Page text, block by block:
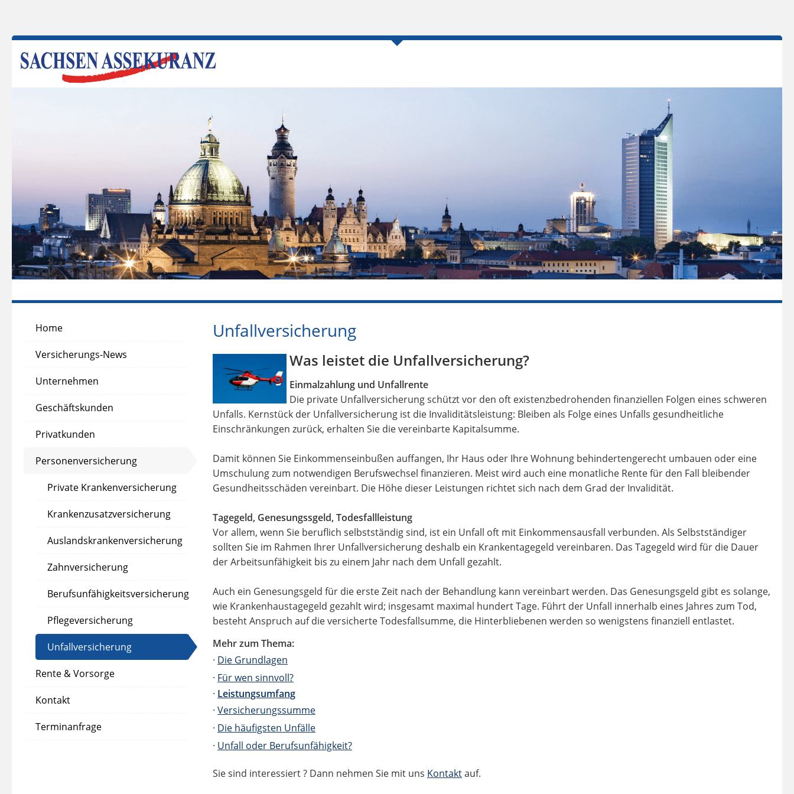
Home
Versicherungs-News
Unternehmen
Geschäftskunden
Privatkunden
Personenversicherung
Private Krankenversicherung
Krankenzusatzversicherung
Auslandskrankenversicherung
Zahnversicherung
Berufsunfähigkeitsversicherung
Pflegeversicherung
Unfallversicherung
Rente & Vorsorge
Kontakt
Terminanfrage
Unfallversicherung
Was leistet die Unfallversicherung?
Einmalzahlung und Unfallrente
Die private Unfallversicherung schützt vor den oft existenzbedrohenden finanziellen Folgen eines schweren
Unfalls. Kernstück der Unfallversicherung ist die Invaliditätsleistung: Bleiben als Folge eines Unfalls gesundheitliche
Einschränkungen zurück, erhalten Sie die vereinbarte Kapitalsumme.
Damit können Sie Einkommenseinbußen auffangen, Ihr Haus oder Ihre Wohnung behindertengerecht umbauen oder eine
Umschulung zum notwendigen Berufswechsel finanzieren. Meist wird auch eine monatliche Rente für den Fall bleibender
Gesundheitsschäden vereinbart. Die Höhe dieser Leistungen richtet sich nach dem Grad der Invalidität.
Tagegeld, Genesungssgeld, Todesfallleistung
Vor allem, wenn Sie beruflich selbstständig sind, ist ein Unfall oft mit Einkommensausfall verbunden. Als Selbstständiger
sollten Sie im Rahmen Ihrer Unfallversicherung deshalb ein Krankentagegeld vereinbaren. Das Tagegeld wird für die Dauer
der Arbeitsunfähigkeit bis zu einem Jahr nach dem Unfall gezahlt.
Auch ein Genesungsgeld für die erste Zeit nach der Behandlung kann vereinbart werden. Das Genesungsgeld gibt es solange,
wie Krankenhaustagegeld gezahlt wird; insgesamt maximal hundert Tage. Führt der Unfall innerhalb eines Jahres zum Tod,
besteht Anspruch auf die versicherte Todesfallsumme, die Hinterbliebenen werden so wenigstens finanziell entlastet.
Mehr zum Thema:
· Die Grundlagen
· Für wen sinnvoll?
· Leistungsumfang
· Versicherungssumme
· Die häufigsten Unfälle
· Unfall oder Berufsunfähigkeit?
Sie sind interessiert ? Dann nehmen Sie mit uns Kontaktauf.